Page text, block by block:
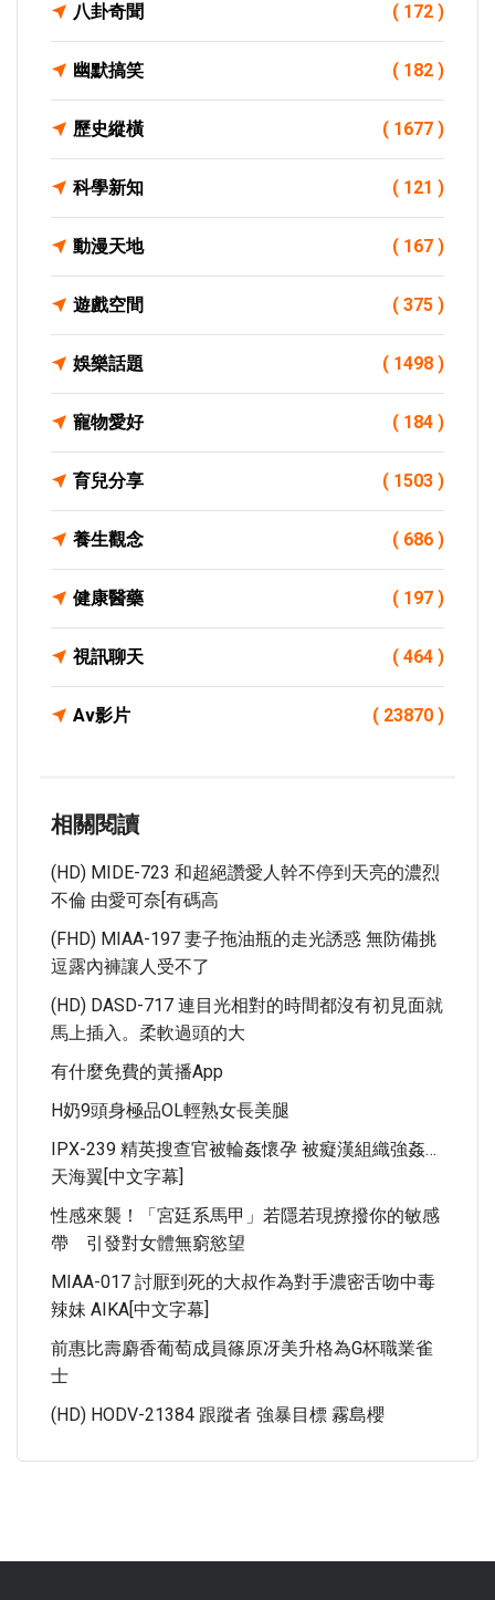
八卦奇聞 ( 172 )
幽默搞笑 ( 182 )
歷史縱橫 ( 1677 )
科學新知 ( 121 )
動漫天地 ( 167 )
遊戲空間 ( 375 )
娛樂話題 ( 1498 )
寵物愛好 ( 184 )
育兒分享 ( 1503 )
養生觀念 ( 686 )
健康醫藥 ( 197 )
視訊聊天 ( 464 )
Av影片 ( 23870 )
相關閱讀
(HD) MIDE-723 和超絕讚愛人幹不停到天亮的濃烈
不倫 由愛可奈[有碼高
(FHD) MIAA-197 妻子拖油瓶的走光誘惑 無防備挑
逗露內褲讓人受不了
(HD) DASD-717 連目光相對的時間都沒有初見面就
馬上插入。柔軟過頭的大
有什麼免費的黃播app
H奶9頭身極品OL輕熟女長美腿
IPX-239 精英搜查官被輪姦懷孕 被癡漢組織強姦…
天海翼[中文字幕]
性感來襲！「宮廷系馬甲」若隱若現撩撥你的敏感
帶 引發對女體無窮慾望
MIAA-017 討厭到死的大叔作為對手濃密舌吻中毒
辣妹 AIKA[中文字幕]
前惠比壽麝香葡萄成員篠原冴美升格為G杯職業雀
士
(HD) HODV-21384 跟蹤者 強暴目標 霧島櫻